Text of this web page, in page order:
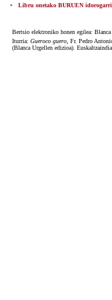
Libru onetako BURUEN
Bertsio elektroniko honen egilea: Blanca
Iturria: Gueroco guero, Fr. Pedro
(Blanca Urgellen edizioa).